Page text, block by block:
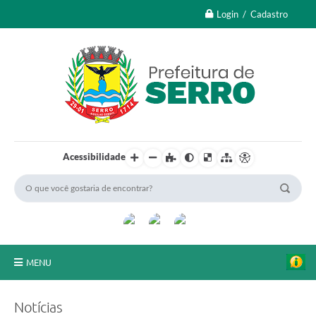
Login / Cadastro
Acessibilidade
MENU
Notícias